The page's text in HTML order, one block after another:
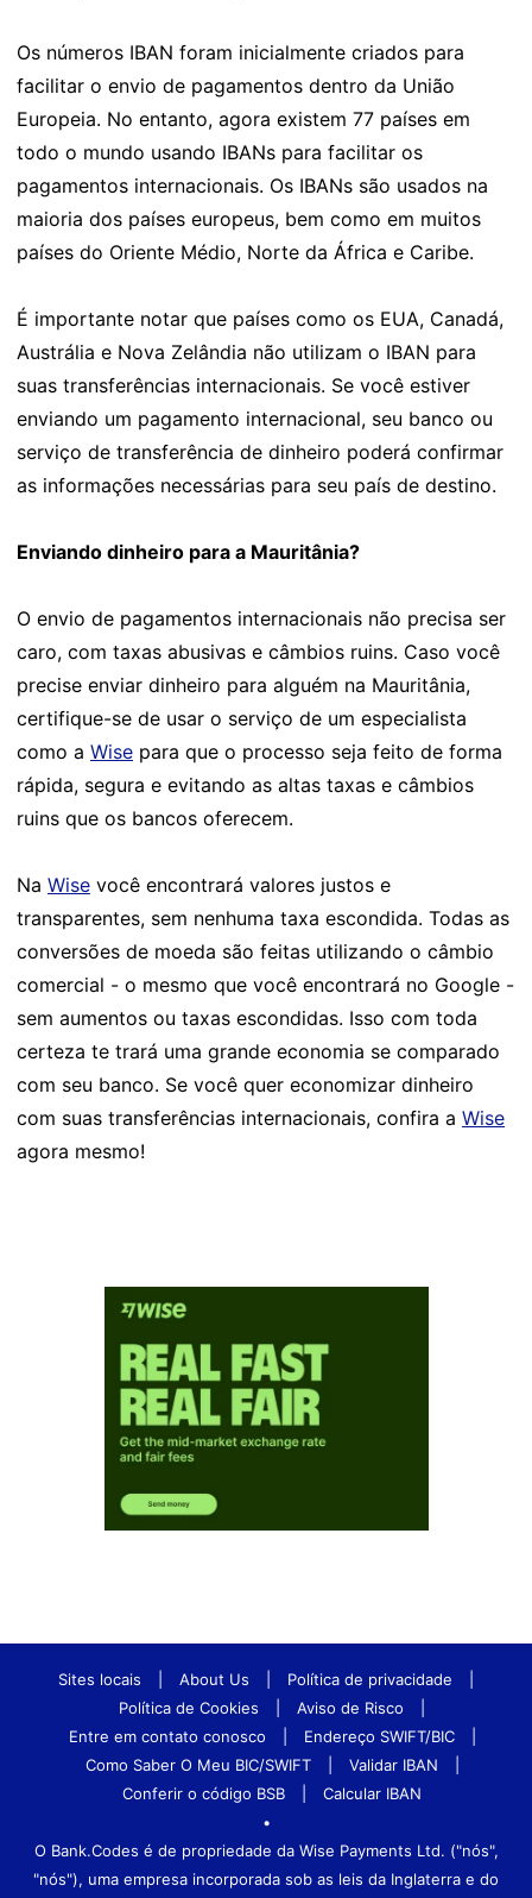
Os números IBAN foram inicialmente criados para
facilitar o envio de pagamentos dentro da União
Europeia. No entanto, agora existem 77 países em
todo o mundo usando IBANs para facilitar os
pagamentos internacionais. Os IBANs são usados na
maioria dos países europeus, bem como em muitos
países do Oriente Médio, Norte da África e Caribe.
É importante notar que países como os EUA, Canadá,
Austrália e Nova Zelândia não utilizam o IBAN para
suas transferências internacionais. Se você estiver
enviando um pagamento internacional, seu banco ou
serviço de transferência de dinheiro poderá confirmar
as informações necessárias para seu país de destino.
Enviando dinheiro para a Mauritânia?
O envio de pagamentos internacionais não precisa ser
caro, com taxas abusivas e câmbios ruins. Caso você
precise enviar dinheiro para alguém na Mauritânia,
certifique-se de usar o serviço de um especialista
como a Wise para que o processo seja feito de forma
rápida, segura e evitando as altas taxas e câmbios
ruins que os bancos oferecem.
Na Wise você encontrará valores justos e
transparentes, sem nenhuma taxa escondida. Todas as
conversões de moeda são feitas utilizando o câmbio
comercial - o mesmo que você encontrará no Google -
sem aumentos ou taxas escondidas. Isso com toda
certeza te trará uma grande economia se comparado
com seu banco. Se você quer economizar dinheiro
com suas transferências internacionais, confira a Wise
agora mesmo!
Sites locais About Us Política de privacidade
Política de Cookies
Aviso de Risco
Entre em contato conosco
Endereço SWIFT/BIC
Como Saber O Meu BIC/SWIFT
Validar IBAN
Conferir o código BSB
Calcular IBAN
•
O Bank.Codes é de propriedade da Wise Payments Ltd. ("nós",
"nós"), uma empresa incorporada sob as leis da Inglaterra e do